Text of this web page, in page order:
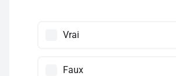
Vrai
Faux